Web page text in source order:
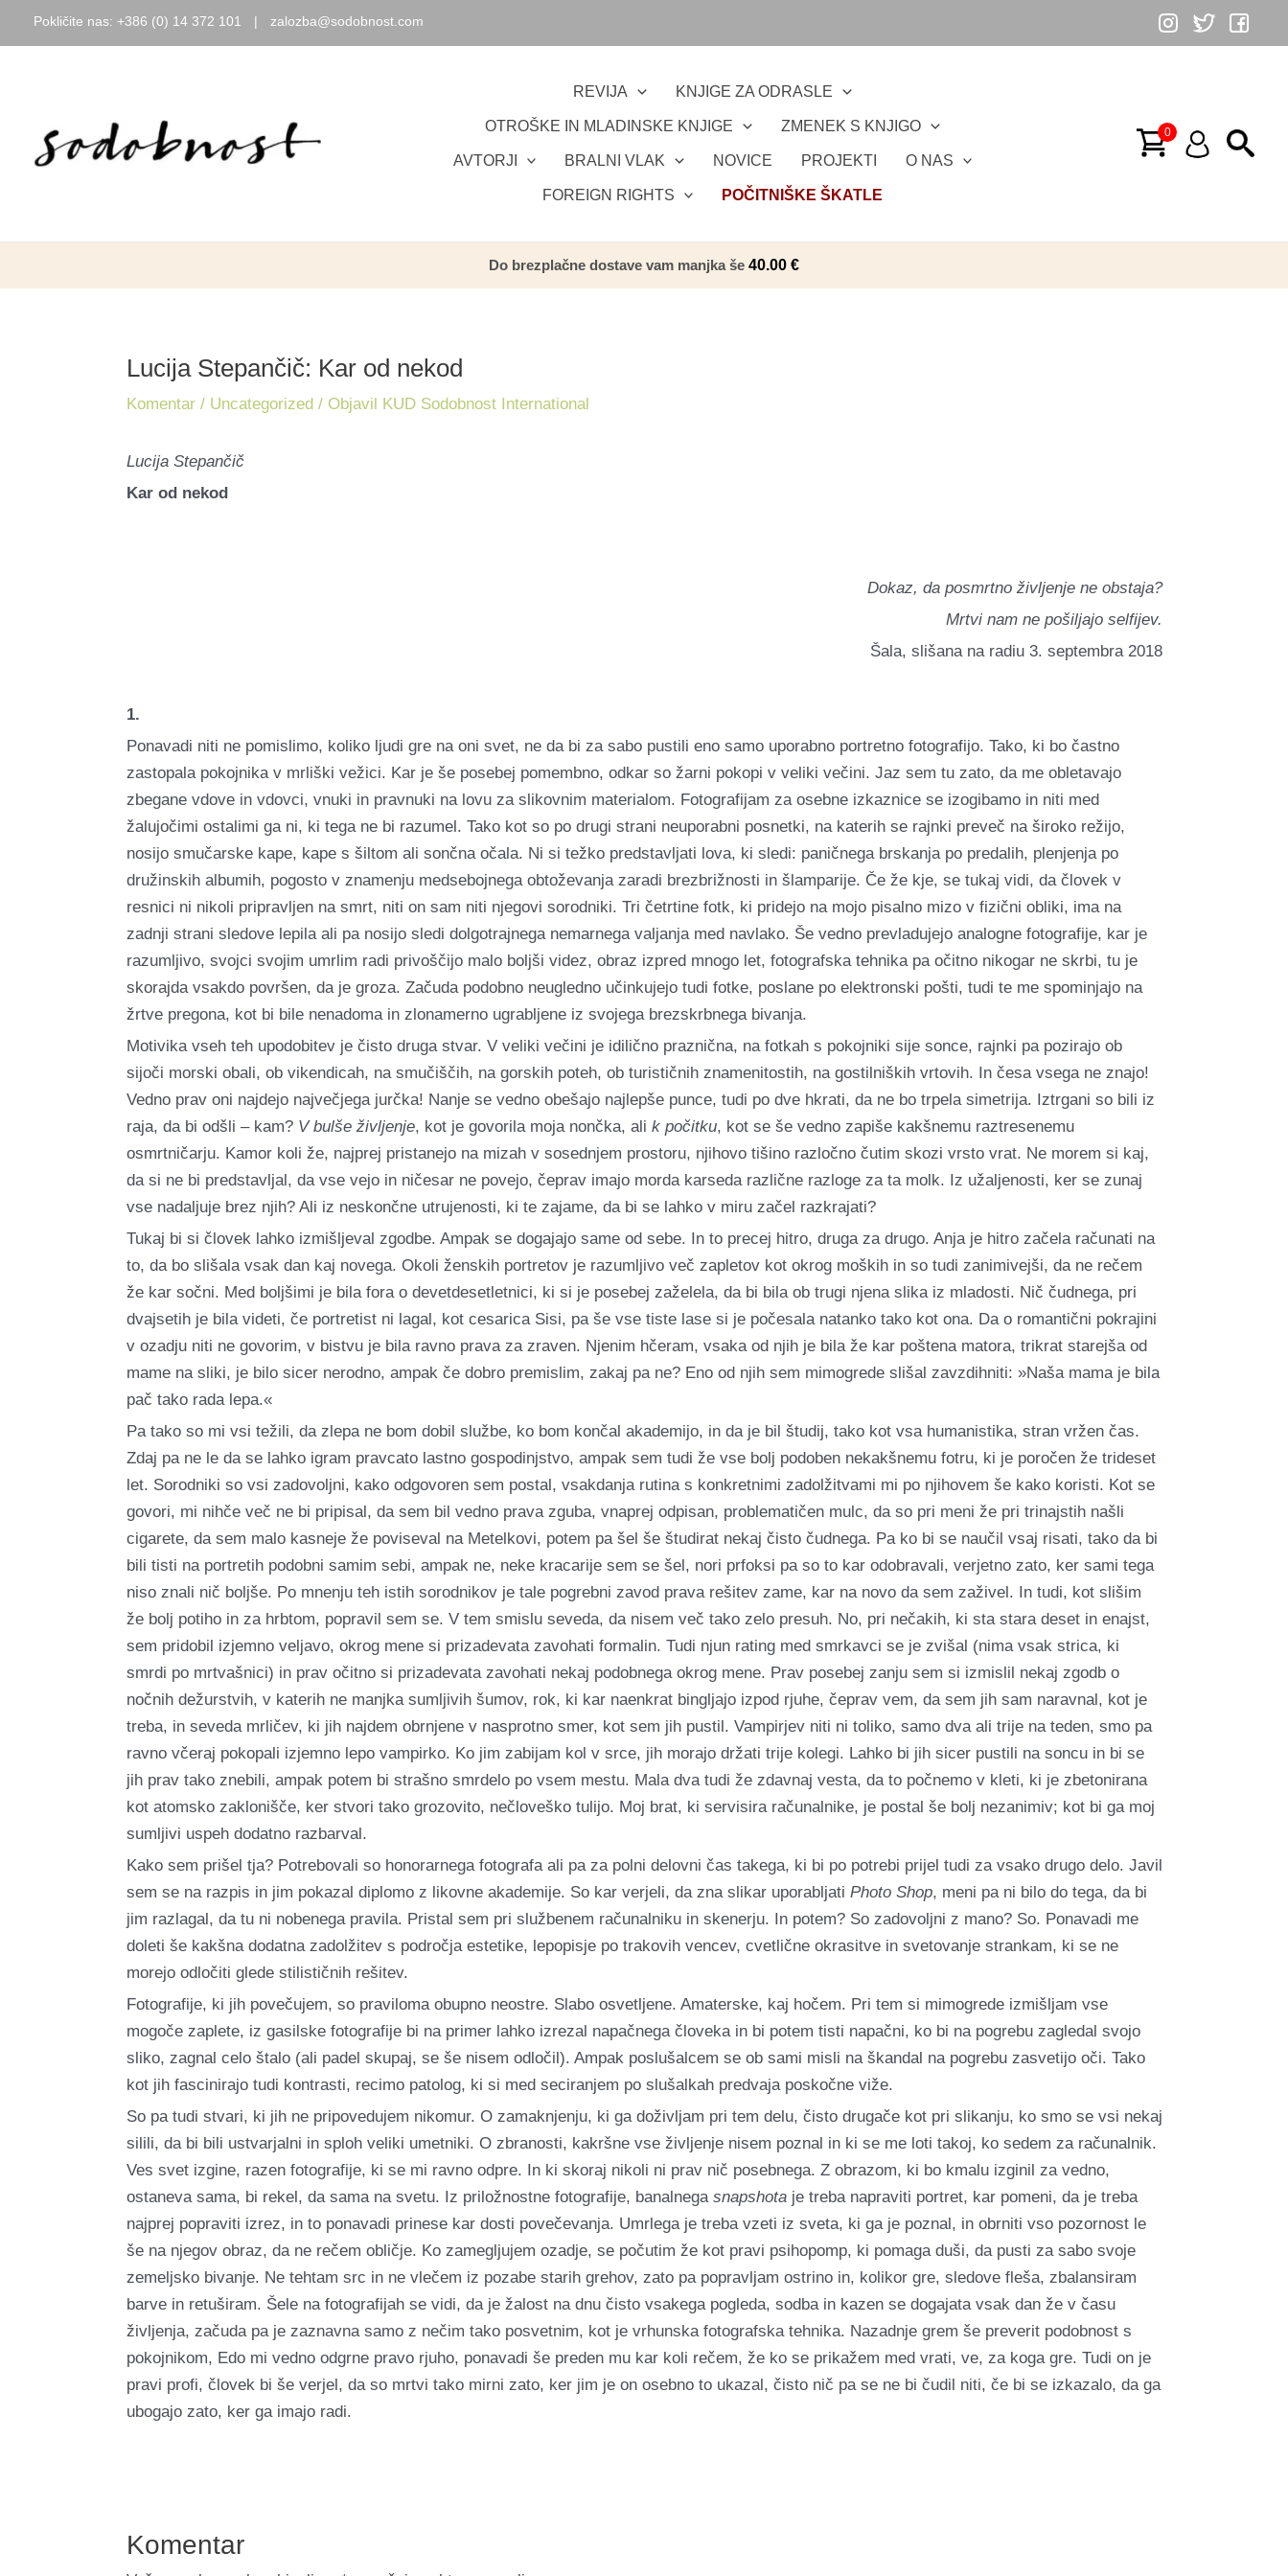
Pokličite nas: +386 (0) 14 372 101 | zalozba@sodobnost.com
REVIJA KNJIGE ZA ODRASLE
OTROŠKE IN MLADINSKE KNJIGE ZMENEK S KNJIGO
AVTORJI BRALNI VLAK NOVICE PROJEKTI O NAS
FOREIGN RIGHTS POČITNIŠKE ŠKATLE
Do brezplačne dostave vam manjka še 40.00 €
Lucija Stepančič: Kar od nekod
Komentar / Uncategorized/ Objavil KUD Sodobnost International
Lucija Stepančič
Kar od nekod
Dokaz, da posmrtno življenje ne obstaja?
Mrtvi nam ne pošiljajo selfijev.
Šala, slišana na radiu 3. septembra 2018
1.
Ponavadi niti ne pomislimo, koliko ljudi gre na oni svet, ne da bi za sabo pustili eno samo uporabno portretno fotografijo. Tako, ki bo častno
zastopala pokojnika v mrliški vežici. Kar je še posebej pomembno, odkar so žarni pokopi v veliki večini. Jaz sem tu zato, da me obletavajo
zbegane vdove in vdovci, vnuki in pravnuki na lovu za slikovnim materialom. Fotografijam za osebne izkaznice se izogibamo in niti med
žalujočimi ostalimi ga ni, ki tega ne bi razumel. Tako kot so po drugi strani neuporabni posnetki, na katerih se rajnki preveč na široko režijo,
nosijo smučarske kape, kape s šiltom ali sončna očala. Ni si težko predstavljati lova, ki sledi: paničnega brskanja po predalih, plenjenja po
družinskih albumih, pogosto v znamenju medsebojnega obtoževanja zaradi brezbrižnosti in šlamparije. Če že kje, se tukaj vidi, da človek v
resnici ni nikoli pripravljen na smrt, niti on sam niti njegovi sorodniki. Tri četrtine fotk, ki pridejo na mojo pisalno mizo v fizični obliki, ima na
zadnji strani sledove lepila ali pa nosijo sledi dolgotrajnega nemarnega valjanja med navlako. Še vedno prevladujejo analogne fotografije, kar je
razumljivo, svojci svojim umrlim radi privoščijo malo boljši videz, obraz izpred mnogo let, fotografska tehnika pa očitno nikogar ne skrbi, tu je
skorajda vsakdo površen, da je groza. Začuda podobno neugledno učinkujejo tudi fotke, poslane po elektronski pošti, tudi te me spominjajo na
žrtve pregona, kot bi bile nenadoma in zlonamerno ugrabljene iz svojega brezskrbnega bivanja.
Motivika vseh teh upodobitev je čisto druga stvar. V veliki večini je idilično praznična, na fotkah s pokojniki sije sonce, rajnki pa pozirajo ob
sijoči morski obali, ob vikendicah, na smučiščih, na gorskih poteh, ob turističnih znamenitostih, na gostilniških vrtovih. In česa vsega ne znajo!
Vedno prav oni najdejo največjega jurčka! Nanje se vedno obešajo najlepše punce, tudi po dve hkrati, da ne bo trpela simetrija. Iztrgani so bili iz
raja, da bi odšli – kam? V bulše življenje, kot je govorila moja nončka, ali k počitku, kot se še vedno zapiše kakšnemu raztresenemu
osmrtničarju. Kamor koli že, najprej pristanejo na mizah v sosednjem prostoru, njihovo tišino razločno čutim skozi vrsto vrat. Ne morem si kaj,
da si ne bi predstavljal, da vse vejo in ničesar ne povejo, čeprav imajo morda karseda različne razloge za ta molk. Iz užaljenosti, ker se zunaj
vse nadaljuje brez njih? Ali iz neskončne utrujenosti, ki te zajame, da bi se lahko v miru začel razkrajati?
Tukaj bi si človek lahko izmišljeval zgodbe. Ampak se dogajajo same od sebe. In to precej hitro, druga za drugo. Anja je hitro začela računati na
to, da bo slišala vsak dan kaj novega. Okoli ženskih portretov je razumljivo več zapletov kot okrog moških in so tudi zanimivejši, da ne rečem
že kar sočni. Med boljšimi je bila fora o devetdesetletnici, ki si je posebej zaželela, da bi bila ob trugi njena slika iz mladosti. Nič čudnega, pri
dvajsetih je bila videti, če portretist ni lagal, kot cesarica Sisi, pa še vse tiste lase si je počesala natanko tako kot ona. Da o romantični pokrajini
v ozadju niti ne govorim, v bistvu je bila ravno prava za zraven. Njenim hčeram, vsaka od njih je bila že kar poštena matora, trikrat starejša od
mame na sliki, je bilo sicer nerodno, ampak če dobro premislim, zakaj pa ne? Eno od njih sem mimogrede slišal zavzdihniti: »Naša mama je bila
pač tako rada lepa.«
Pa tako so mi vsi težili, da zlepa ne bom dobil službe, ko bom končal akademijo, in da je bil študij, tako kot vsa humanistika, stran vržen čas.
Zdaj pa ne le da se lahko igram pravcato lastno gospodinjstvo, ampak sem tudi že vse bolj podoben nekakšnemu fotru, ki je poročen že trideset
let. Sorodniki so vsi zadovoljni, kako odgovoren sem postal, vsakdanja rutina s konkretnimi zadolžitvami mi po njihovem še kako koristi. Kot se
govori, mi nihče več ne bi pripisal, da sem bil vedno prava zguba, vnaprej odpisan, problematičen mulc, da so pri meni že pri trinajstih našli
cigarete, da sem malo kasneje že poviseval na Metelkovi, potem pa šel še študirat nekaj čisto čudnega. Pa ko bi se naučil vsaj risati, tako da bi
bili tisti na portretih podobni samim sebi, ampak ne, neke kracarije sem se šel, nori prfoksi pa so to kar odobravali, verjetno zato, ker sami tega
niso znali nič boljše. Po mnenju teh istih sorodnikov je tale pogrebni zavod prava rešitev zame, kar na novo da sem zaživel. In tudi, kot slišim
že bolj potiho in za hrbtom, popravil sem se. V tem smislu seveda, da nisem več tako zelo presuh. No, pri nečakih, ki sta stara deset in enajst,
sem pridobil izjemno veljavo, okrog mene si prizadevata zavohati formalin. Tudi njun rating med smrkavci se je zvišal (nima vsak strica, ki
smrdi po mrtvašnici) in prav očitno si prizadevata zavohati nekaj podobnega okrog mene. Prav posebej zanju sem si izmislil nekaj zgodb o
nočnih dežurstvih, v katerih ne manjka sumljivih šumov, rok, ki kar naenkrat bingljajo izpod rjuhe, čeprav vem, da sem jih sam naravnal, kot je
treba, in seveda mrličev, ki jih najdem obrnjene v nasprotno smer, kot sem jih pustil. Vampirjev niti ni toliko, samo dva ali trije na teden, smo pa
ravno včeraj pokopali izjemno lepo vampirko. Ko jim zabijam kol v srce, jih morajo držati trije kolegi. Lahko bi jih sicer pustili na soncu in bi se
jih prav tako znebili, ampak potem bi strašno smrdelo po vsem mestu. Mala dva tudi že zdavnaj vesta, da to počnemo v kleti, ki je zbetonirana
kot atomsko zaklonišče, ker stvori tako grozovito, nečloveško tulijo. Moj brat, ki servisira računalnike, je postal še bolj nezanimiv; kot bi ga moj
sumljivi uspeh dodatno razbarval.
Kako sem prišel tja? Potrebovali so honorarnega fotografa ali pa za polni delovni čas takega, ki bi po potrebi prijel tudi za vsako drugo delo. Javil
sem se na razpis in jim pokazal diplomo z likovne akademije. So kar verjeli, da zna slikar uporabljati Photo Shop, meni pa ni bilo do tega, da bi
jim razlagal, da tu ni nobenega pravila. Pristal sem pri službenem računalniku in skenerju. In potem? So zadovoljni z mano? So. Ponavadi me
doleti še kakšna dodatna zadolžitev s področja estetike, lepopisje po trakovih vencev, cvetlične okrasitve in svetovanje strankam, ki se ne
morejo odločiti glede stilističnih rešitev.
Fotografije, ki jih povečujem, so praviloma obupno neostre. Slabo osvetljene. Amaterske, kaj hočem. Pri tem si mimogrede izmišljam vse
mogoče zaplete, iz gasilske fotografije bi na primer lahko izrezal napačnega človeka in bi potem tisti napačni, ko bi na pogrebu zagledal svojo
sliko, zagnal celo štalo (ali padel skupaj, se še nisem odločil). Ampak poslušalcem se ob sami misli na škandal na pogrebu zasvetijo oči. Tako
kot jih fascinirajo tudi kontrasti, recimo patolog, ki si med seciranjem po slušalkah predvaja poskočne viže.
So pa tudi stvari, ki jih ne pripovedujem nikomur. O zamaknjenju, ki ga doživljam pri tem delu, čisto drugače kot pri slikanju, ko smo se vsi nekaj
silili, da bi bili ustvarjalni in sploh veliki umetniki. O zbranosti, kakršne vse življenje nisem poznal in ki se me loti takoj, ko sedem za računalnik.
Ves svet izgine, razen fotografije, ki se mi ravno odpre. In ki skoraj nikoli ni prav nič posebnega. Z obrazom, ki bo kmalu izginil za vedno,
ostaneva sama, bi rekel, da sama na svetu. Iz priložnostne fotografije, banalnega snapshotaje treba napraviti portret, kar pomeni, da je treba
najprej popraviti izrez, in to ponavadi prinese kar dosti povečevanja. Umrlega je treba vzeti iz sveta, ki ga je poznal, in obrniti vso pozornost le
še na njegov obraz, da ne rečem obličje. Ko zamegljujem ozadje, se počutim že kot pravi psihopomp, ki pomaga duši, da pusti za sabo svoje
zemeljsko bivanje. Ne tehtam src in ne vlečem iz pozabe starih grehov, zato pa popravljam ostrino in, kolikor gre, sledove fleša, zbalansiram
barve in retuširam. Šele na fotografijah se vidi, da je žalost na dnu čisto vsakega pogleda, sodba in kazen se dogajata vsak dan že v času
življenja, začuda pa je zaznavna samo z nečim tako posvetnim, kot je vrhunska fotografska tehnika. Nazadnje grem še preverit podobnost s
pokojnikom, Edo mi vedno odgrne pravo rjuho, ponavadi še preden mu kar koli rečem, že ko se prikažem med vrati, ve, za koga gre. Tudi on je
pravi profi, človek bi še verjel, da so mrtvi tako mirni zato, ker jim je on osebno to ukazal, čisto nič pa se ne bi čudil niti, če bi se izkazalo, da ga
ubogajo zato, ker ga imajo radi.
Komentar